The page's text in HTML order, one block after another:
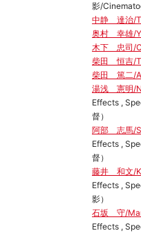
影/
中静 達治/
奥村 幸雄/
木下 忠司/
柴田 恒吉/
柴田 篤二/
湯浅 憲明/
Effects ,
督）
阿部 志馬/
Effects ,
督）
藤井 和文/
Effects ,
影）
石坂 守/
Effects ,